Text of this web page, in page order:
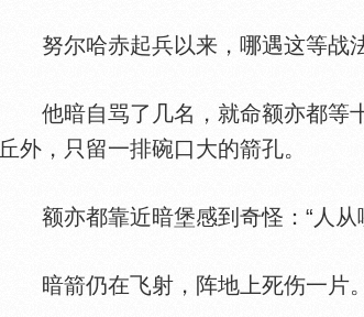
努尔哈赤起兵以来，哪遇这等战
他暗自骂了几名，就命额亦都等十
丘外，只留一排碗口大的箭孔。
额亦都靠近暗堡感到奇怪：“人从
暗箭仍在飞射，阵地上死伤一片。